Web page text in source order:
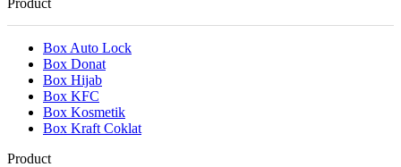
Box Auto Lock
Box Donat
Box Hijab
Box KFC
Box Kosmetik
Box Kraft Coklat
Product